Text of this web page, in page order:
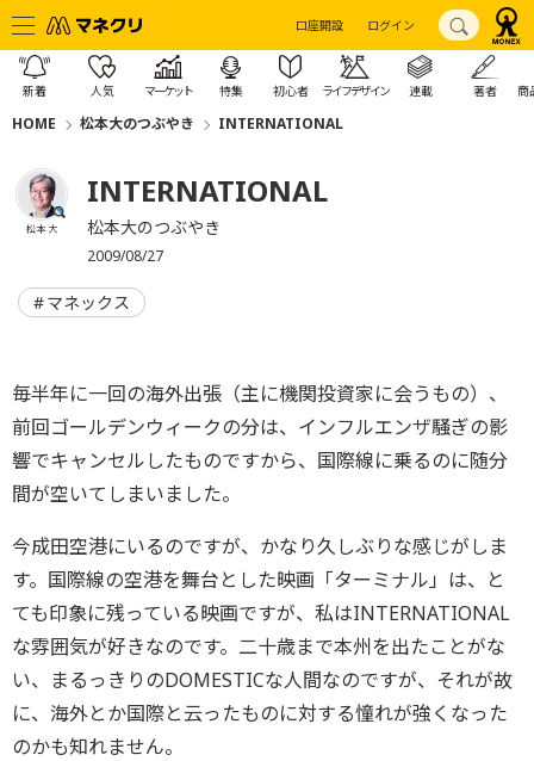
口座開設 ログイン
新着 人気 マーケット 特集 初心者 ライフデザイン 連載 著者 商
HOME 松本大のつぶやき INTERNATIONAL
松本 大
INTERNATIONAL
松本大のつぶやき
2009/08/27
マネックス
毎半年に一回の海外出張（主に機関投資家に会うもの）、
前回ゴールデンウィークの分は、インフルエンザ騒ぎの影
響でキャンセルしたものですから、国際線に乗るのに随分
間が空いてしまいました。
今成田空港にいるのですが、かなり久しぶりな感じがしま
す。国際線の空港を舞台とした映画「ターミナル」は、と
ても印象に残っている映画ですが、私はINTERNATIONAL
な雰囲気が好きなのです。二十歳まで本州を出たことがな
い、まるっきりのDOMESTICな人間なのですが、それが故
に、海外とか国際と云ったものに対する憧れが強くなった
のかも知れません。